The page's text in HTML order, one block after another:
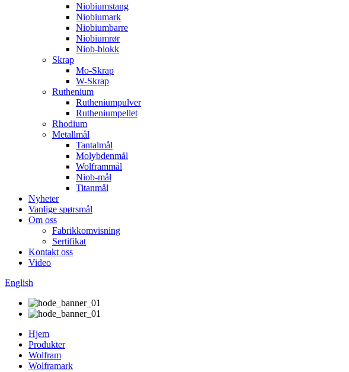
Niobiumstang
Niobiumark
Niobiumbarre
Niobiumrør
Niob-blokk
Skrap
Mo-Skrap
W-Skrap
Ruthenium
Rutheniumpulver
Rutheniumpellet
Rhodium
Metallmål
Tantalmål
Molybdenmål
Wolframmål
Niob-mål
Titanmål
Nyheter
Vanlige spørsmål
Om oss
Fabrikkomvisning
Sertifikat
Kontakt oss
Video
English
Hjem
Produkter
Wolfram
Wolframark